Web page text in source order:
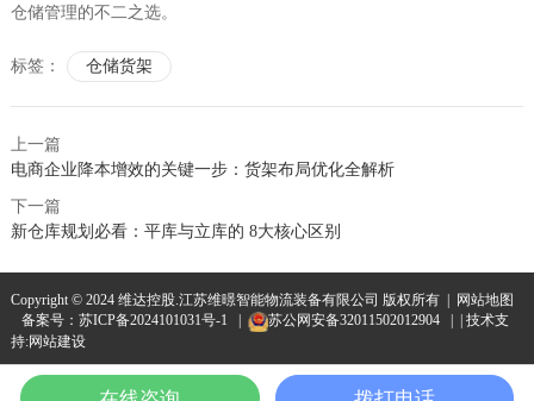
仓储管理的不二之选。
标签： 仓储货架
上一篇
电商企业降本增效的关键一步：货架布局优化全解析
下一篇
新仓库规划必看：平库与立库的 8大核心区别
Copyright © 2024 维达控股.江苏维暻智能物流装备有限公司 版权所有 | 网站地图
备案号： 苏ICP备2024101031号-1 | 苏公网安备32011502012904
| | 技术支
持:网站建设